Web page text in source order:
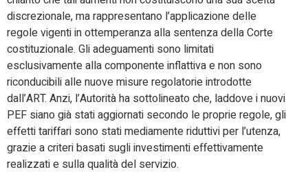
discrezionale, ma rappresentano l’applicazione delle
regole vigenti in ottemperanza alla sentenza della Corte
costituzionale. Gli adeguamenti sono limitati
esclusivamente alla componente inflattiva e non sono
riconducibili alle nuove misure regolatorie introdotte
dall’ART. Anzi, l’Autorità ha sottolineato che, laddove i nuovi
PEF siano già stati aggiornati secondo le proprie regole, gli
effetti tariffari sono stati mediamente riduttivi per l’utenza,
grazie a criteri basati sugli investimenti effettivamente
realizzati e sulla qualità del servizio.